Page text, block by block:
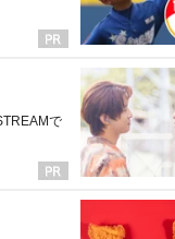
で